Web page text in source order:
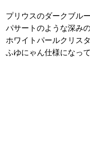
プリウスのダークブル
パサートのような深み
ホワイトパールクリス
ふゆにゃん仕様になっ